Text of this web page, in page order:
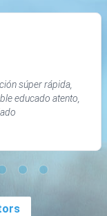
súper rápida,
educado atento,